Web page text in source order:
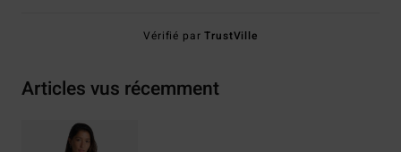
Vérifié parTrustVille
Articles vus récemment